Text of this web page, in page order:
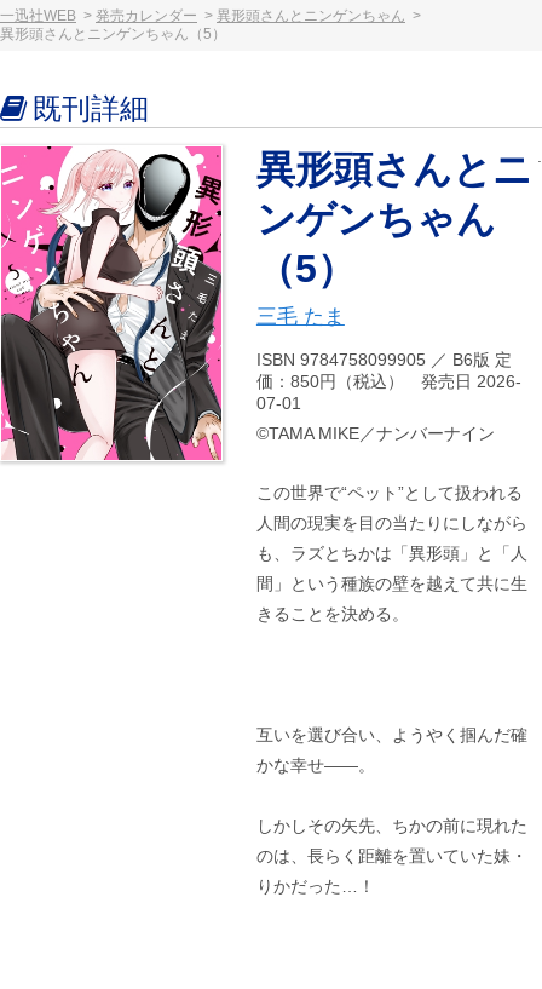
一迅社WEB 発売カレンダー
異形頭さんとニンゲンちゃん
異形頭さんとニンゲンちゃん（5）
既刊詳細
異形頭さんとニ
ンゲンちゃん
（5）
三毛 たま
ISBN 9784758099905 ／ B6版 定
価：850円（税込） 発売日 2026-
07-01
©TAMA MIKE／ナンバーナイン
この世界で“ペット”として扱われる
人間の現実を目の当たりにしながら
も、ラズとちかは「異形頭」と「人
間」という種族の壁を越えて共に生
きることを決める。
互いを選び合い、ようやく掴んだ確
かな幸せ――。
しかしその矢先、ちかの前に現れた
のは、長らく距離を置いていた妹・
りかだった…！